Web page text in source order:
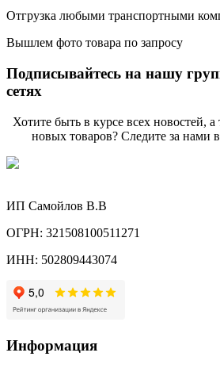
Отгрузка любыми транспортными
Вышлем фото товара по запросу
Подписывайтесь на нашу
сетях
Хотите быть в курсе всех новостей,
новых товаров? Следите за нами
ИП Самойлов В.В
ОГРН: 321508100511271
ИНН: 502809443074
Информация